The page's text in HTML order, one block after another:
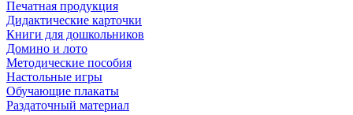
Печатная продукция
Дидактические карточки
Книги для дошкольников
Домино и лото
Методические пособия
Настольные игры
Обучающие плакаты
Раздаточный материал